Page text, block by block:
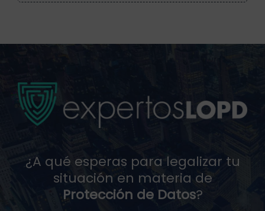
¿A qué esperas para legalizar tu
situación en materia de
Protección de Datos?